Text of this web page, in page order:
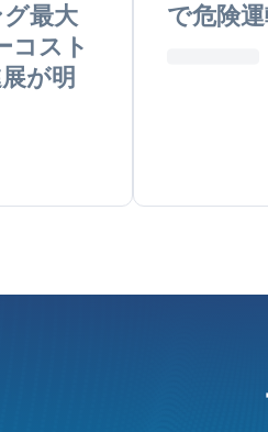
最大
コスト
が明
で危険